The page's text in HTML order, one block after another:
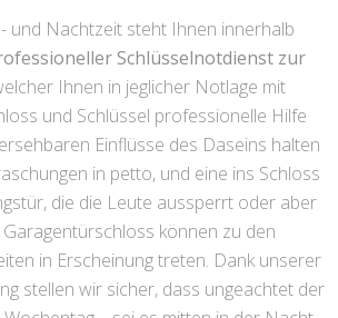
und Nachtzeit steht Ihnen innerhalb
Schlüsselnotdienst zur
Ihnen in jeglicher Notlage mit
und Schlüssel professionelle Hilfe
Einflüsse des Daseins halten
in petto, und eine ins Schloss
die die Leute aussperrt oder aber
können zu den
in Erscheinung treten. Dank unserer
stellen wir sicher, dass ungeachtet der